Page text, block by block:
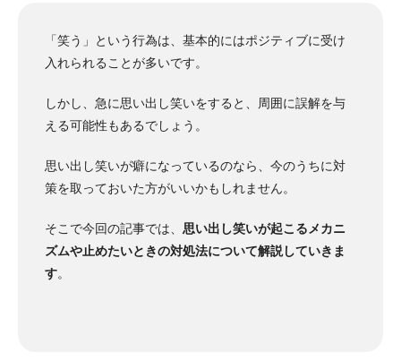
「笑う」という行為は、基本的にはポジティブに受け
入れられることが多いです。
しかし、急に思い出し笑いをすると、周囲に誤解を与
える可能性もあるでしょう。
思い出し笑いが癖になっているのなら、今のうちに対
策を取っておいた方がいいかもしれません。
そこで今回の記事では、 思い出し笑いが起こるメカニ
ズムや止めたいときの対処法について解説していきま
す。